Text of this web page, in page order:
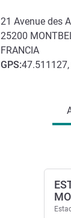
21 Avenue des
25200
FRANCIA
GPS: